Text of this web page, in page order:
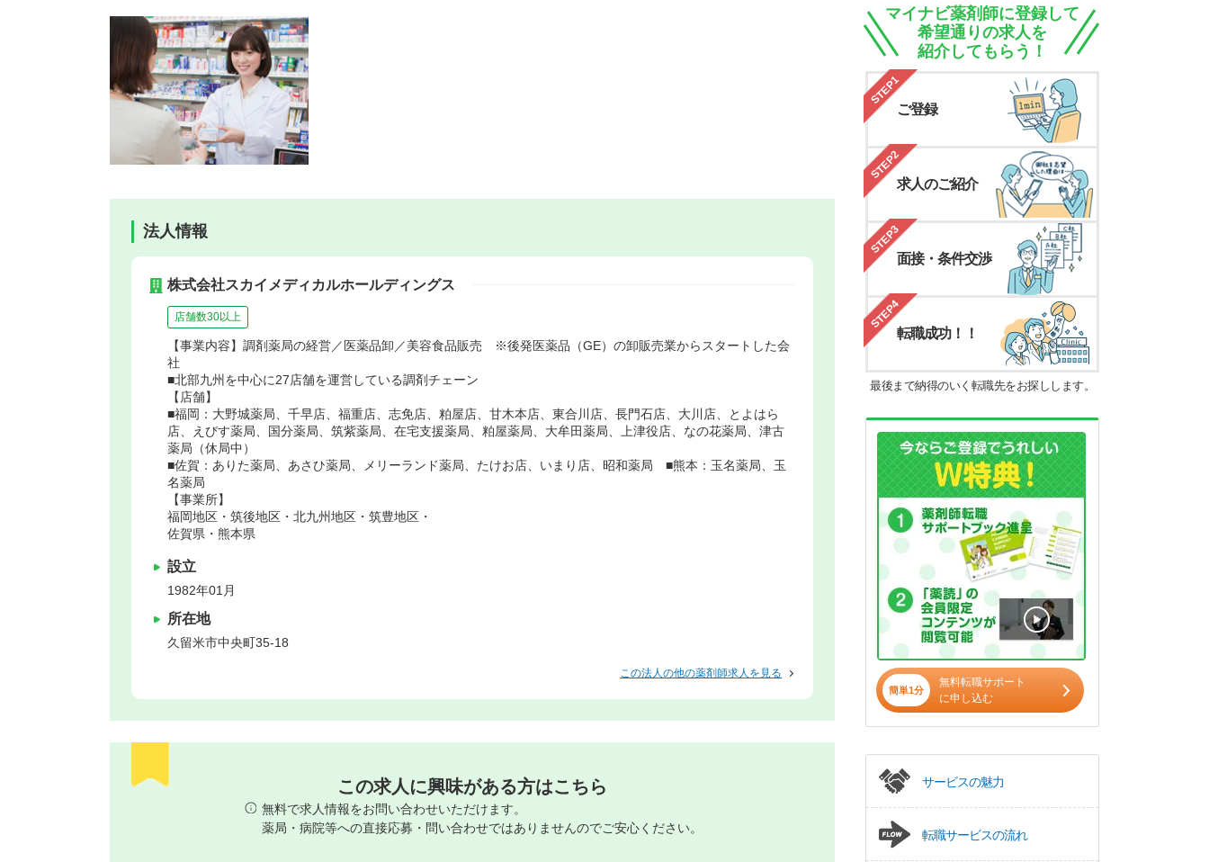
法人情報
株式会社スカイメディカルホールディングス
店舗数30以上
【事業内容】調剤薬局の経営／医薬品卸／美容食品販売 ※後発医薬品（GE）の卸販売業からスタートした会
社
■北部九州を中心に27店舗を運営している調剤チェーン
【店舗】
■福岡：大野城薬局、千早店、福重店、志免店、粕屋店、甘木本店、東合川店、長門石店、大川店、とよはら
店、えびす薬局、国分薬局、筑紫薬局、在宅支援薬局、粕屋薬局、大牟田薬局、上津役店、なの花薬局、津古
薬局（休局中）
■佐賀：ありた薬局、あさひ薬局、メリーランド薬局、たけお店、いまり店、昭和薬局 ■熊本：玉名薬局、玉
名薬局
【事業所】
福岡地区・筑後地区・北九州地区・筑豊地区・
佐賀県・熊本県
設立
1982年01月
所在地
久留米市中央町35-18
この法人の他の薬剤師求人を見る
この求人に興味がある方はこちら
無料で求人情報をお問い合わせいただけます。
薬局・病院等への直接応募・問い合わせではありませんのでご安心ください。
マイナビ薬剤師に登録して
希望通りの求人を
紹介してもらう！
STEP1
ご登録
STEP2
求人のご紹介
STEP3
面接・条件交渉
STEP4
転職成功！！
最後まで納得のいく転職先をお探しします。
簡単1分
無料転職サポート
に申し込む
サービスの魅力
転職サービスの流れ